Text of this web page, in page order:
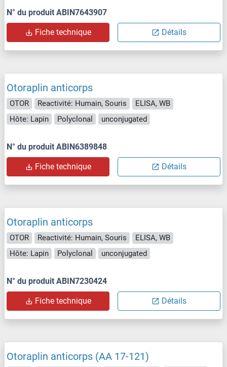
N° du produit ABIN7643907
Fiche technique Détails
Otoraplin anticorps
OTOR Reactivité: Humain, Souris
ELISA, WB
Hôte: Lapin
Polyclonal unconjugated
N° du produit ABIN6389848
Fiche technique Détails
Otoraplin anticorps
OTOR Reactivité: Humain, Souris
ELISA, WB
Hôte: Lapin
Polyclonal unconjugated
N° du produit ABIN7230424
Fiche technique Détails
Otoraplin anticorps (AA 17-121)